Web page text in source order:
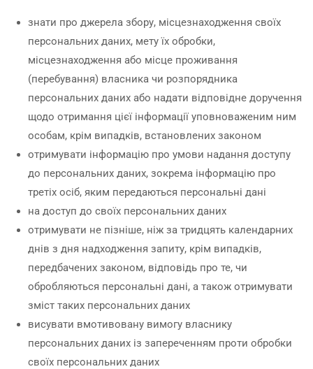
знати про джерела збору, місцезнаходження своїх
персональних даних, мету їх обробки,
місцезнаходження або місце проживання
(перебування) власника чи розпорядника
персональних даних або надати відповідне доручення
щодо отримання цієї інформації уповноваженим ним
особам, крім випадків, встановлених законом
отримувати інформацію про умови надання доступу
до персональних даних, зокрема інформацію про
третіх осіб, яким передаються персональні дані
на доступ до своїх персональних даних
отримувати не пізніше, ніж за тридцять календарних
днів з дня надходження запиту, крім випадків,
передбачених законом, відповідь про те, чи
обробляються персональні дані, а також отримувати
зміст таких персональних даних
висувати вмотивовану вимогу власнику
персональних даних із запереченням проти обробки
своїх персональних даних